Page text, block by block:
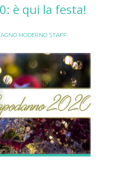
è qui la festa!
MODERNO STAFF